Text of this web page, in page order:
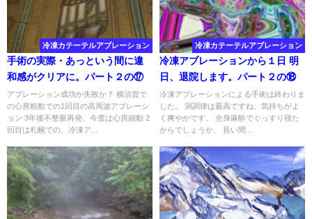
冷凍カテーテルアブレーション
手術の実際・あっという間に違
和感がクリアに。パート２の⑰
アブレーション成功か失敗か？ 横須賀で
の心房粗動での1回目の高周波アブレーシ
ョン 3年後不整脈再発、今度は心房細動 2
回目は札幌での、冷凍ア...
冷凍カテーテルアブレーション
冷凍アブレーションから１日 明
日、退院します。パート２の⑱
冷凍アブレーションによる手術は終わりま
した。 洞調律は最高ですね、気持ちがよ
く爽やかです。 全身麻酔でぐっすり寝た
からでしょうか、 長い間...